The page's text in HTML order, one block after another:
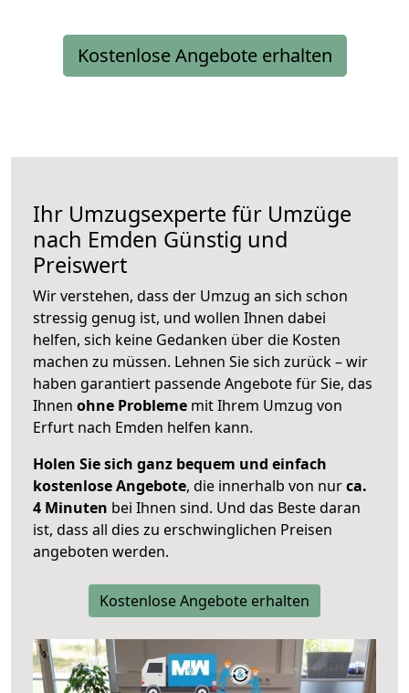
Kostenlose Angebote erhalten
Ihr Umzugsexperte für Umzüge
nach Emden Günstig und
Preiswert
Wir verstehen, dass der Umzug an sich schon
stressig genug ist, und wollen Ihnen dabei
helfen, sich keine Gedanken über die Kosten
machen zu müssen. Lehnen Sie sich zurück – wir
haben garantiert passende Angebote für Sie, das
Ihnen ohne Probleme mit Ihrem Umzug von
Erfurt nach Emden helfen kann.
Holen Sie sich ganz bequem und einfach
kostenlose Angebote, die innerhalb von nurca.
4 Minuten bei Ihnen sind. Und das Beste daran
ist, dass all dies zu erschwinglichen Preisen
angeboten werden.
Kostenlose Angebote erhalten